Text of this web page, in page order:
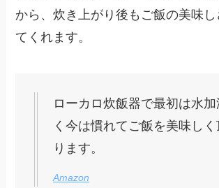
から、炊き上がり後もご飯の美味し
てくれます。
ローカロ炊飯器で最初は水加
く今は慣れてご飯を美味し
ります。
Amazon